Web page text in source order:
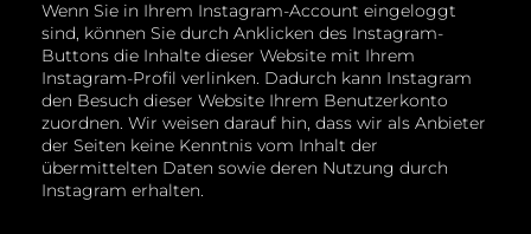
Wenn Sie in Ihrem Instagram-Account eingeloggt
sind, können Sie durch Anklicken des Instagram-
Buttons die Inhalte dieser Website mit Ihrem
Instagram-Profil verlinken. Dadurch kann Instagram
den Besuch dieser Website Ihrem Benutzerkonto
zuordnen. Wir weisen darauf hin, dass wir als Anbieter
der Seiten keine Kenntnis vom Inhalt der
übermittelten Daten sowie deren Nutzung durch
Instagram erhalten.